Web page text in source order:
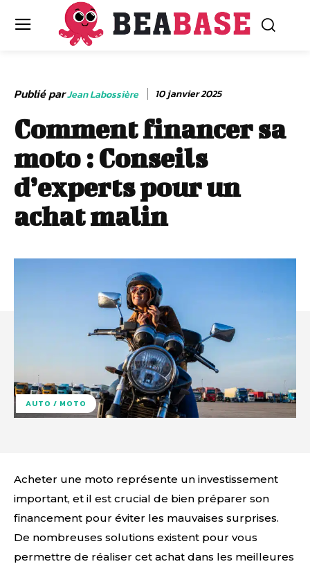
Publié parJean Labossière 10 janvier 2025
Comment financer sa
moto : Conseils
d’experts pour un
achat malin
AUTO / MOTO
Acheter une moto représente un investissement
important, et il est crucial de bien préparer son
financement pour éviter les mauvaises surprises.
De nombreuses solutions existent pour vous
permettre de réaliser cet achat dans les meilleures